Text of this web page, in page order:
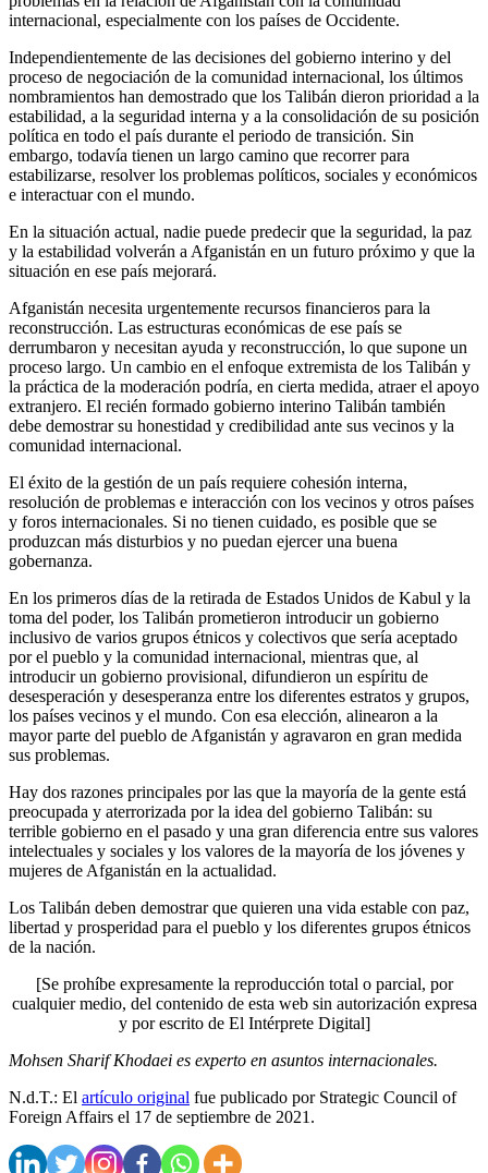
internacional, especialmente con los países de Occidente.
Independientemente de las decisiones del gobierno interino y del
proceso de negociación de la comunidad internacional, los últimos
nombramientos han demostrado que los Talibán dieron prioridad a la
estabilidad, a la seguridad interna y a la consolidación de su posición
política en todo el país durante el periodo de transición. Sin
embargo, todavía tienen un largo camino que recorrer para
estabilizarse, resolver los problemas políticos, sociales y económicos
e interactuar con el mundo.
En la situación actual, nadie puede predecir que la seguridad, la paz
y la estabilidad volverán a Afganistán en un futuro próximo y que la
situación en ese país mejorará.
Afganistán necesita urgentemente recursos financieros para la
reconstrucción. Las estructuras económicas de ese país se
derrumbaron y necesitan ayuda y reconstrucción, lo que supone un
proceso largo. Un cambio en el enfoque extremista de los Talibán y
la práctica de la moderación podría, en cierta medida, atraer el apoyo
extranjero. El recién formado gobierno interino Talibán también
debe demostrar su honestidad y credibilidad ante sus vecinos y la
comunidad internacional.
El éxito de la gestión de un país requiere cohesión interna,
resolución de problemas e interacción con los vecinos y otros países
y foros internacionales. Si no tienen cuidado, es posible que se
produzcan más disturbios y no puedan ejercer una buena
gobernanza.
En los primeros días de la retirada de Estados Unidos de Kabul y la
toma del poder, los Talibán prometieron introducir un gobierno
inclusivo de varios grupos étnicos y colectivos que sería aceptado
por el pueblo y la comunidad internacional, mientras que, al
introducir un gobierno provisional, difundieron un espíritu de
desesperación y desesperanza entre los diferentes estratos y grupos,
los países vecinos y el mundo. Con esa elección, alinearon a la
mayor parte del pueblo de Afganistán y agravaron en gran medida
sus problemas.
Hay dos razones principales por las que la mayoría de la gente está
preocupada y aterrorizada por la idea del gobierno Talibán: su
terrible gobierno en el pasado y una gran diferencia entre sus valores
intelectuales y sociales y los valores de la mayoría de los jóvenes y
mujeres de Afganistán en la actualidad.
Los Talibán deben demostrar que quieren una vida estable con paz,
libertad y prosperidad para el pueblo y los diferentes grupos étnicos
de la nación.
[Se prohíbe expresamente la reproducción total o parcial, por
cualquier medio, del contenido de esta web sin autorización expresa
y por escrito de El Intérprete Digital]
Mohsen Sharif Khodaei es experto en asuntos internacionales.
N.d.T.: El artículo original fue publicado por Strategic Council of
Foreign Affairs el 17 de septiembre de 2021.